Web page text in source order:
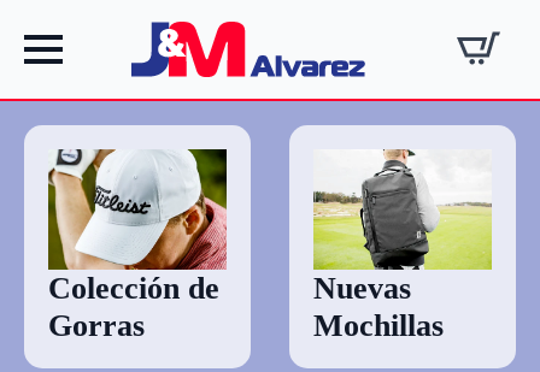
Colección de
Gorras
Nuevas
Mochillas